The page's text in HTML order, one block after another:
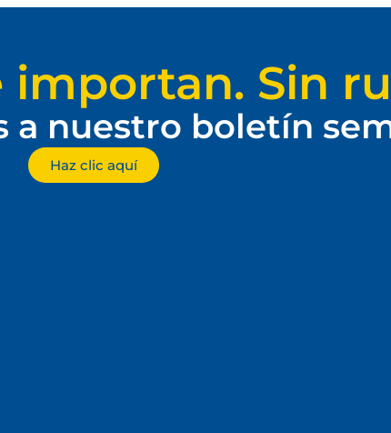
importan. Sin
a nuestro boletín
Haz clic aquí